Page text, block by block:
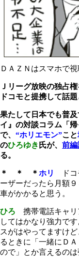
ＤＡＺＮはスマホで
Ｊリーグ放映の独占
ドコモと提携して話題
果たして日本でも普
イ』の対談コラム「
で、 “ホリエモン”こと
のひろゆき 氏が、 前
る。
＊ ＊ ＊ ホリ
ドコ
ーザーだったら月額
車がかかると思う。
ひろ 携帯電話キャリ
してはかなり強力で
スがはやってますけ
るときに「一緒にＤ
ので」とか言えるのは